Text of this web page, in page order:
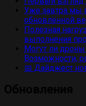
Уже завтра мы
обновлённой
Полезная
выполнения
Могут ли дроны
Возможности,
📅 Дайджест